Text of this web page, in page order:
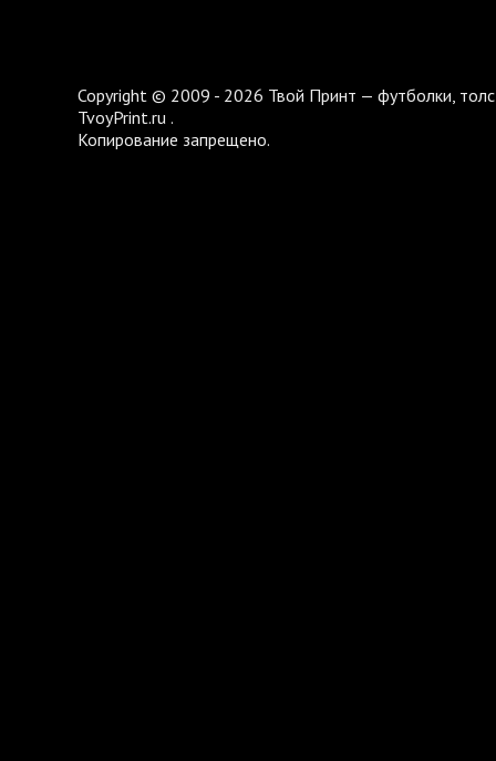
Copyright © 2009 - 2026 Твой Принт — футболки,
TvoyPrint.ru .
Копирование запрещено.